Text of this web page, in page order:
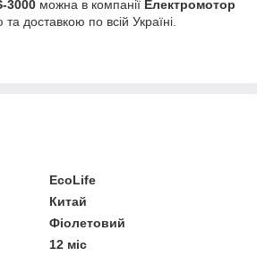
3000 можна в компанії Електромотор
доставкою по всій Україні.
EcoLife
Китай
Фіолетовий
12 міс